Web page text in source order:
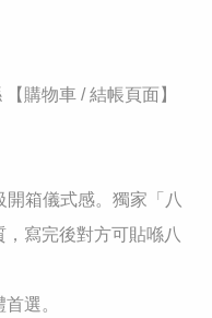
購物車 / 結帳頁面】
箱儀式感。獨家「八
寫完後對方可貼喺八
選。